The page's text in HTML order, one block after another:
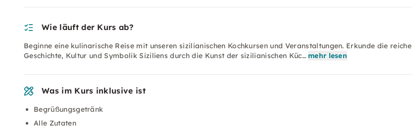
Wie läuft der Kurs ab?
Beginne eine kulinarische Reise mit unseren sizilianischen Kochkursen und Veranstaltungen. Erkunde die reiche
Geschichte, Kultur und Symbolik Siziliens durch die Kunst der sizilianischen Küc… mehr lesen
Was im Kurs inklusive ist
Begrüßungsgetränk
Alle Zutaten